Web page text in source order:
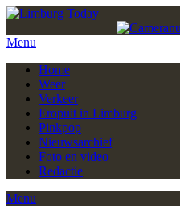
Menu
Home
Weer
Verkeer
Eropuit in Limburg
Pinkpop
Nieuwsarchief
Foto en video
Redactie
Menu